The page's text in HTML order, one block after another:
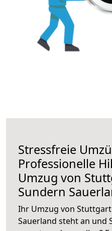
Stressfreie
Professionelle
Umzug von
Sundern
Ihr Umzug von
Sauerland steht an und